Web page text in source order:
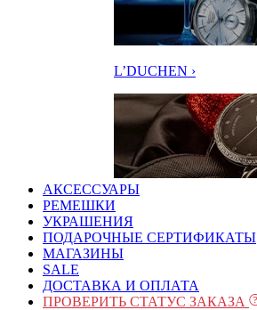
L’DUCHEN ›
АКСЕССУАРЫ
РЕМЕШКИ
УКРАШЕНИЯ
ПОДАРОЧНЫЕ СЕРТИФИКАТЫ
МАГАЗИНЫ
SALE
ДОСТАВКА И ОПЛАТА
ПРОВЕРИТЬ СТАТУС ЗАКАЗА